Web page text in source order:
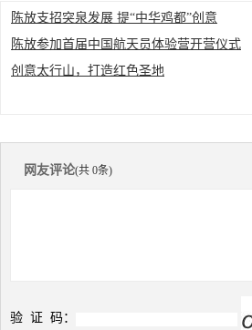
陈放支招突泉发展 提“中华鸡都”创意
陈放参加首届中国航天员体验营开营仪式
创意太行山，打造红色圣地
网友评论(共 0条)
验 证 码：